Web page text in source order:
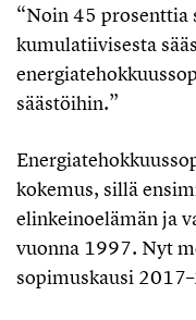
“Noin 45 prosenttia
kumulatiivisesta
säästöihin.”
kokemus, sillä
elinkeinoelämän ja
vuonna 1997. Nyt
sopimuskausi